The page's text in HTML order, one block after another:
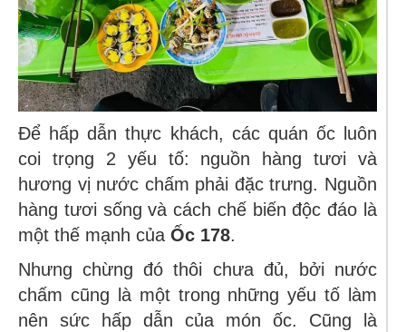
Để hấp dẫn thực khách, các quán ốc luôn
coi trọng 2 yếu tố: nguồn hàng tươi và
hương vị nước chấm phải đặc trưng. Nguồn
hàng tươi sống và cách chế biến độc đáo là
một thế mạnh của Ốc 178.
Nhưng chừng đó thôi chưa đủ, bởi nước
chấm cũng là một trong những yếu tố làm
nên sức hấp dẫn của món ốc. Cũng là